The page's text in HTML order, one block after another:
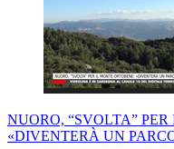
NUORO, “SVOLTA”
«DIVENTERÀ UN